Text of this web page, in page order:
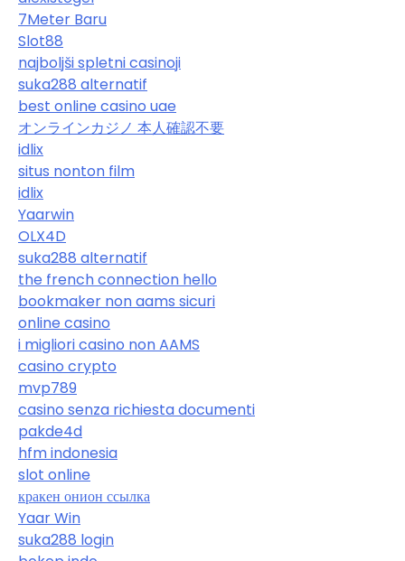
7Meter Baru
Slot88
najboljši spletni casinoji
suka288 alternatif
best online casino uae
オンラインカジノ 本人確認不要
idlix
situs nonton film
idlix
Yaarwin
OLX4D
suka288 alternatif
the french connection hello
bookmaker non aams sicuri
online casino
i migliori casino non AAMS
casino crypto
mvp789
casino senza richiesta documenti
pakde4d
hfm indonesia
slot online
кракен онион ссылка
Yaar Win
suka288 login